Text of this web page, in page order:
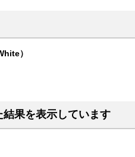
）
果を表示しています